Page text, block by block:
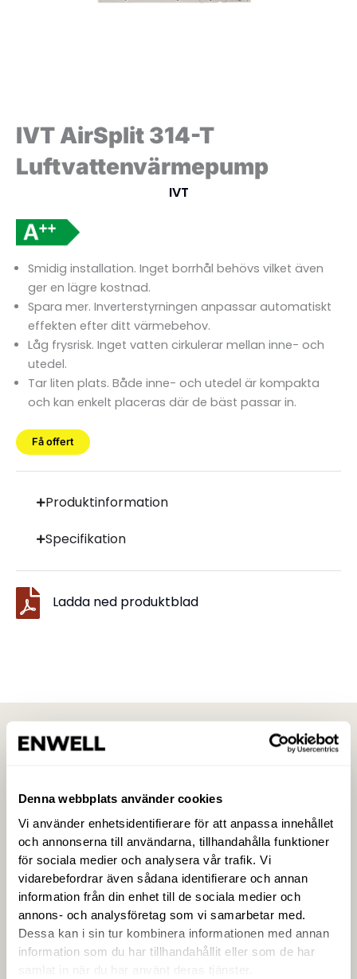
Denna webbplats använder cookies
Vi använder enhetsidentifierare för att anpassa innehållet
och annonserna till användarna, tillhandahålla funktioner
för sociala medier och analysera vår trafik. Vi
vidarebefordrar även sådana identifierare och annan
information från din enhet till de sociala medier och
annons- och analysföretag som vi samarbetar med.
Dessa kan i sin tur kombinera informationen med annan
information som du har tillhandahållit eller som de har
samlat in när du har använt deras tjänster.
IVT AirSplit 314-T
Luftvattenvärmepump
IVT
Smidig installation. Inget borrhål behövs vilket även
ger en lägre kostnad.
Spara mer. Inverterstyrningen anpassar automatiskt
effekten efter ditt värmebehov.
Låg frysrisk. Inget vatten cirkulerar mellan inne- och
utedel.
Tar liten plats. Både inne- och utedel är kompakta
och kan enkelt placeras där de bäst passar in.
Få offert
Produktinformation
Specifikation
Ladda ned produktblad
Trygg med Enwell
Som kund hos oss får du en samlad kontakt med
trygg snabb service. Vi är enkla att arbeta med,